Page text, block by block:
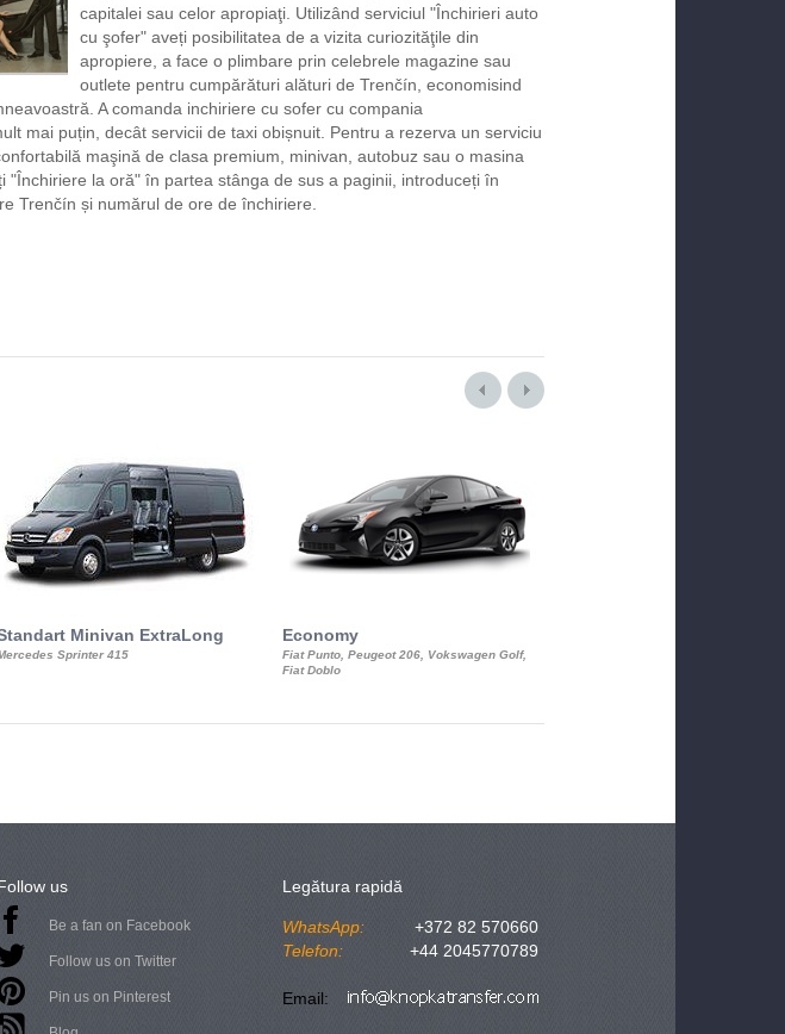
capitalei sau celor apropiaţi. Utilizând serviciul "Închirieri auto
cu şofer" aveți posibilitatea de a vizita curiozităţile din
apropiere, a face o plimbare prin celebrele magazine sau
outlete pentru cumpărături alături de Trenčín, economisind
A comanda inchiriere cu sofer cu compania
mai puțin, decât servicii de taxi obișnuit. Pentru a rezerva un serviciu
maşină de clasa premium, minivan, autobuz sau o masina
"Închiriere la oră" în partea stânga de sus a paginii, introduceți în
Trenčín și numărul de ore de închiriere.
Minivan ExtraLong
Sprinter 415
Economy
Fiat Punto, Peugeot 206, Vokswagen Golf,
Fiat Doblo
us
Be a fan on Facebook
Follow us on Twitter
Pin us on Pinterest
Legătura rapidă
WhatsApp:
+372 82 570660
Telefon:
+44 2045770789
Email: